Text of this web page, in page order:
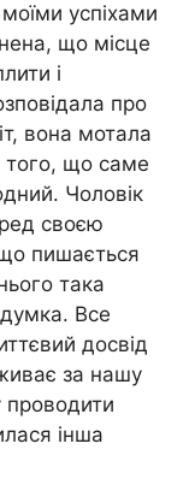
успіхами
що місце
і
про
вона мотала
того, що саме
Чоловік
своєю
пишається
така
Все
досвід
за нашу
проводити
інша